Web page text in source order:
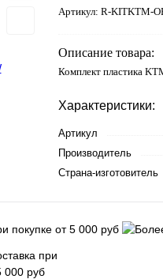
Артикул: R-KITKTM-
Описание товара:
Комплект пластика
Характеристики:
Артикул
Производитель
Страна-изготовитель
при
000 руб